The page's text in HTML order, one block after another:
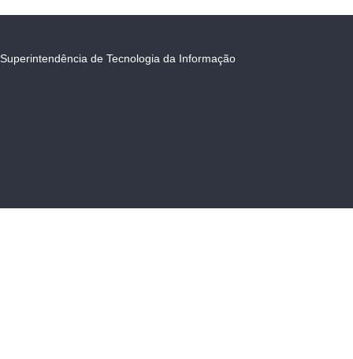
Superintendência de Tecnologia da Informação